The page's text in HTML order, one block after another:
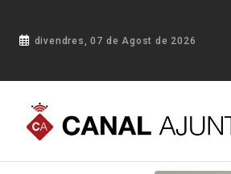
divendres, 07 de Agost de 2026
Portada Blog El primer Consell